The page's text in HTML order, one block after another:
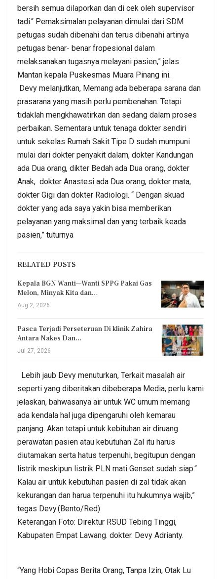
bersih semua dilaporkan dan di cek oleh supervisor
tadi.“ Pemaksimalan pelayanan dimulai dari SDM
petugas sudah dibenahi dan terus dibenahi artinya
petugas benar- benar fropesional dalam
melaksanakan tugasnya melayani pasien,” jelas
Mantan kepala Puskesmas Muara Pinang ini.
Devy melanjutkan, Memang ada beberapa sarana dan
prasarana yang masih perlu pembenahan. Tetapi
tidaklah mengkhawatirkan dan sedang dalam proses
perbaikan. Sementara untuk tenaga dokter sendiri
untuk sekelas Rumah Sakit Tipe D sudah mumpuni
mulai dari dokter penyakit dalam, dokter Kandungan
ada Dua orang, dikter Bedah ada Dua orang, dokter
Anak, dokter Anastesi ada Dua orang, dokter mata,
dokter Gigi dan dokter Radiologi. “ Dengan skuad
dokter yang ada saya yakin bisa memberikan
pelayanan yang maksimal dan yang terbaik keada
pasien,” tuturnya
RELATED POSTS
Kepala BGN Wanti—Wanti SPPG Pakai Gas
Melon, Minyak Kita dan…
Aug 2, 2026
Pasca Terjadi Perseteruan Di klinik Zahira
Antara Nakes Dan…
Jul 27, 2026
Lebih jaub Devy menuturkan, Terkait masalah air
seperti yang diberitakan dibeberapa Media, perlu kami
jelaskan, bahwasanya air untuk WC umum memang
ada kendala hal juga dipengaruhi oleh kemarau
panjang. Akan tetapi untuk kebituhan air diruang
perawatan pasien atau kebutuhan Zal itu harus
diutamakan serta hatus terpenuhi, begitupun dengan
listrik meskipun listrik PLN mati Genset sudah siap.“
Kalau air untuk kebutuhan pasien di zal tidak akan
kekurangan dan harua terpenuhi itu hukumnya wajib,”
tegas Devy.(Bento/Red)
Keterangan Foto: Direktur RSUD Tebing Tinggi,
Kabupaten Empat Lawang. dokter. Devy Adrianty.
“Yang Hobi Copas Berita Orang, Tanpa Izin, Otak Lu